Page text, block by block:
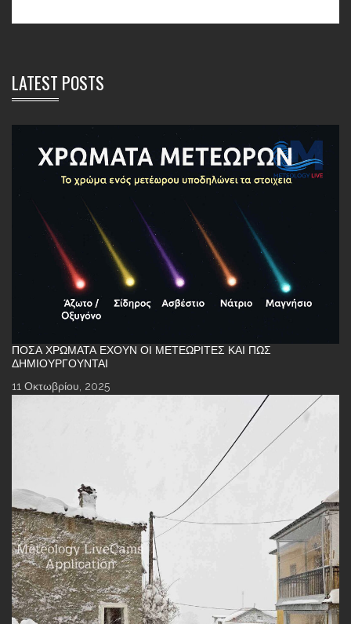
LATEST POSTS
ΠΌΣΑ ΧΡΏΜΑΤΑ ΈΧΟΥΝ ΟΙ ΜΕΤΕΩΡΊΤΕΣ ΚΑΙ ΠΏΣ
ΔΗΜΙΟΥΡΓΟΎΝΤΑΙ
11 Οκτωβρίου, 2025